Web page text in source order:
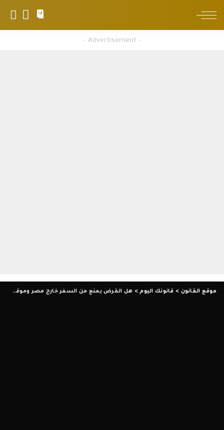
0
– Advertisement –
موقع القانون > قانونك اليوم> هل القرض يمنع من السفر خارج مصر وموقف الضامن القانوني